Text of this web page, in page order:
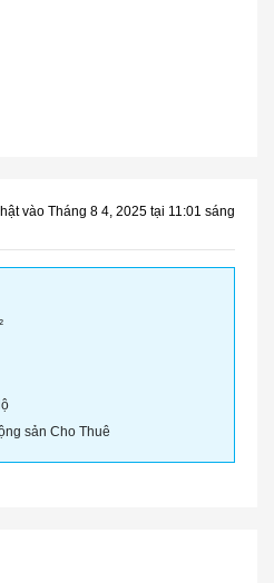
vào Tháng 8 4, 2025 tại 11:01 sáng
sản Cho Thuê